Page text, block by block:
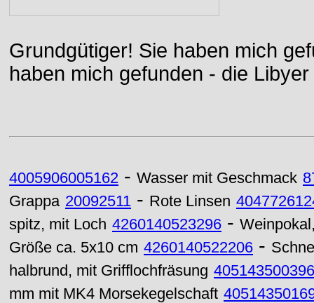
Grundgütiger! Sie haben mich
haben mich gefunden - die
4005906005162 - Wasser mit Geschmack
Grappa 20092511 - Rote Linsen
spitz, mit Loch 4260140523296 -
Größe ca. 5x10 cm 4260140522206 -
halbrund, mit Grifflochfräsung
mm mit MK4 Morsekegelschaft